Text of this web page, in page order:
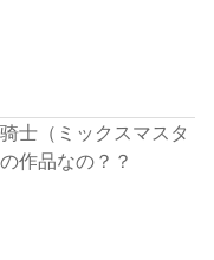
士（ミックスマスタ
作品なの？？